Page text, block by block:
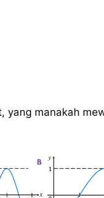
yang manakah